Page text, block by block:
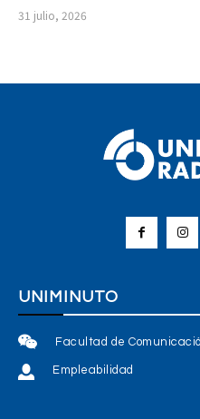
31 julio, 2026
UNIMINUTO
Facultad de
Empleabilidad